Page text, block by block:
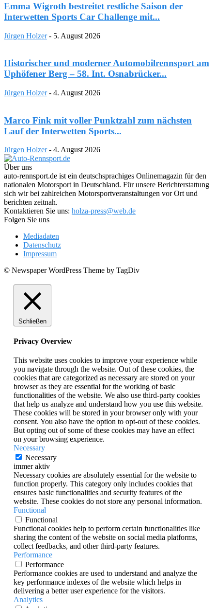
Emma Wigroth bestreitet restliche Saison der
Interwetten Sports Car Challenge mit...
Jürgen Holzer - 5. August 2026
Historischer und moderner Automobilrennsport am
Uphöfener Berg – 58. Int. Osnabrücker...
Jürgen Holzer - 4. August 2026
Marco Fink mit voller Punktzahl zum nächsten
Lauf der Interwetten Sports...
Jürgen Holzer - 4. August 2026
Über uns
auto-rennsport.de ist ein deutschsprachiges Onlinemagazin für den
nationalen Motorsport in Deutschland. Für unsere Berichterstattung
sich wir bei zahlreichen Motorsportveranstaltungen vor Ort und
berichten zeitnah.
Kontaktieren Sie uns: holza-press@web.de
Folgen Sie uns
Mediadaten
Datenschutz
Impressum
© Newspaper WordPress Theme by TagDiv
Schließen
Privacy Overview
This website uses cookies to improve your experience while
you navigate through the website. Out of these cookies, the
cookies that are categorized as necessary are stored on your
browser as they are essential for the working of basic
functionalities of the website. We also use third-party cookies
that help us analyze and understand how you use this website.
These cookies will be stored in your browser only with your
consent. You also have the option to opt-out of these cookies.
But opting out of some of these cookies may have an effect
on your browsing experience.
Necessary
Necessary
immer aktiv
Necessary cookies are absolutely essential for the website to
function properly. This category only includes cookies that
ensures basic functionalities and security features of the
website. These cookies do not store any personal information.
Functional
Functional
Functional cookies help to perform certain functionalities like
sharing the content of the website on social media platforms,
collect feedbacks, and other third-party features.
Performance
Performance
Performance cookies are used to understand and analyze the
key performance indexes of the website which helps in
delivering a better user experience for the visitors.
Analytics